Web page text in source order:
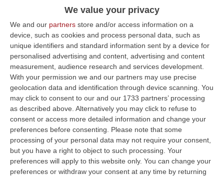
We value your privacy
We and our partners store and/or access information on a
device, such as cookies and process personal data, such as
unique identifiers and standard information sent by a device for
personalised advertising and content, advertising and content
measurement, audience research and services development.
With your permission we and our partners may use precise
geolocation data and identification through device scanning. You
may click to consent to our and our 1733 partners’ processing
as described above. Alternatively you may click to refuse to
consent or access more detailed information and change your
preferences before consenting.
Please note that some
processing of your personal data may not require your consent,
but you have a right to object to such processing. Your
preferences will apply to this website only. You can change your
preferences or withdraw your consent at any time by returning
Clicca e segui “Corriere della Calabria” su Google News
LAMEZIA TERME Il presidente del consiglio
regionale della Calabria ha un budget per le
spese di rappresentanza 54 volte più alto di
quello del suo collega dell`Emilia Romagna,